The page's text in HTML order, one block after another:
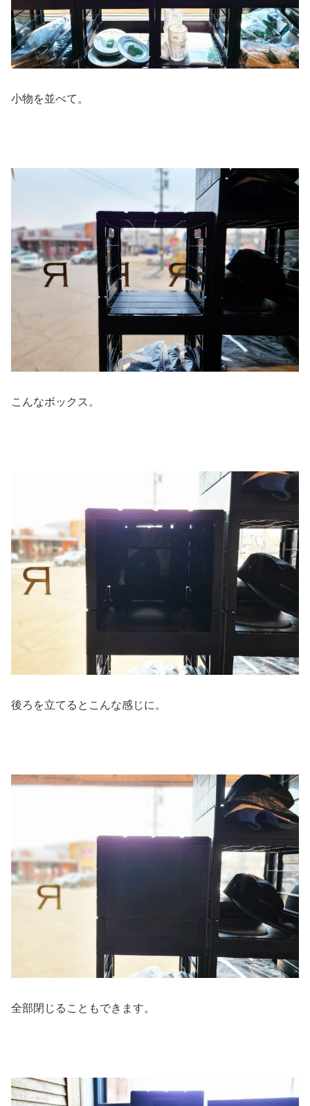
小物を並べて。
こんなボックス。
後ろを立てるとこんな感じに。
全部閉じることもできます。